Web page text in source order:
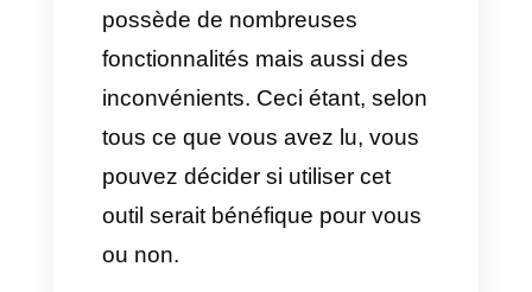
1) Interface très basique
2) Beaucoup d’erreurs dans la
plateforme
3) Les taches faisables par les